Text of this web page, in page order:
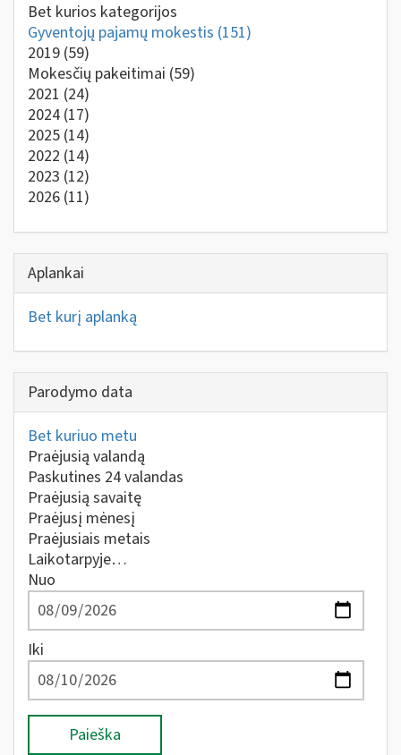
Bet kurios kategorijos
Gyventojų pajamų mokestis (151)
2019 (59)
Mokesčių pakeitimai (59)
2021 (24)
2024 (17)
2025 (14)
2022 (14)
2023 (12)
2026 (11)
Aplankai
Bet kurį aplanką
Parodymo data
Bet kuriuo metu
Praėjusią valandą
Paskutines 24 valandas
Praėjusią savaitę
Praėjusį mėnesį
Praėjusiais metais
Laikotarpyje…
Nuo
Iki
Paieška